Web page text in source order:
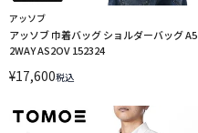
アッソブ
アッソブ 巾着バッグ ショルダーバッグ A5
2WAY AS2OV 152324
¥17,600税込